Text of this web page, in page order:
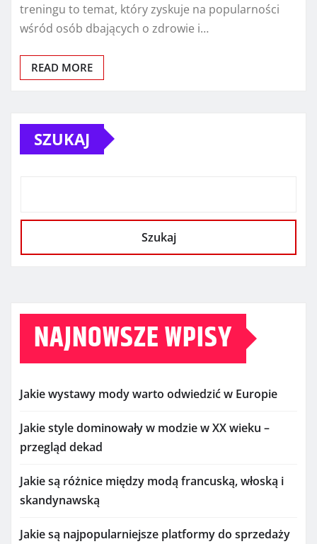
treningu to temat, który zyskuje na popularności
wśród osób dbających o zdrowie i…
READ MORE
SZUKAJ
Szukaj
NAJNOWSZE WPISY
Jakie wystawy mody warto odwiedzić w Europie
Jakie style dominowały w modzie w XX wieku –
przegląd dekad
Jakie są różnice między modą francuską, włoską i
skandynawską
Jakie są najpopularniejsze platformy do sprzedaży